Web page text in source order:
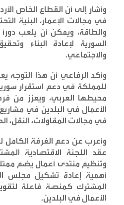
وأشار إلى أن القطاع الخاص
في مجالات الإعمار، البنية
والطاقة، ويمكن أن يلعب
السورية لإعادة البناء
والاجتماعي.
وأكد الرفاعي أن هذا التوجه
للمملكة في دعم استقرار
محيطها العربي، ويعزز من
الأعمال في البلدين في
في مجالات المقاولات، النقل،
وأعرب عن دعم الغرفة الكامل
عقد اللجنة الاقتصادية
وتنظيم منتدى أعمال يضم
أهمية إعادة تشكيل مجلس
المشترك كمنصة فاعلة
الأعمال في البلدين.